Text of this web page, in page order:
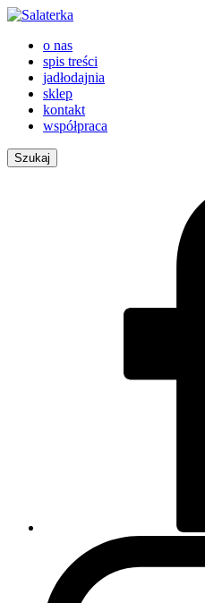
o nas
spis treści
jadłodajnia
sklep
kontakt
współpraca
Szukaj